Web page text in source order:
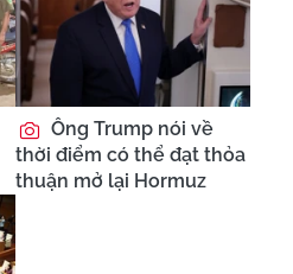
Ông Trump nói về
thời điểm có thể đạt thỏa
thuận mở lại Hormuz